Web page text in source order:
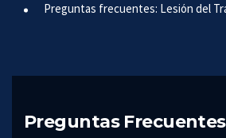
Preguntas frecuentes: Lesión del
Preguntas Frecuentes